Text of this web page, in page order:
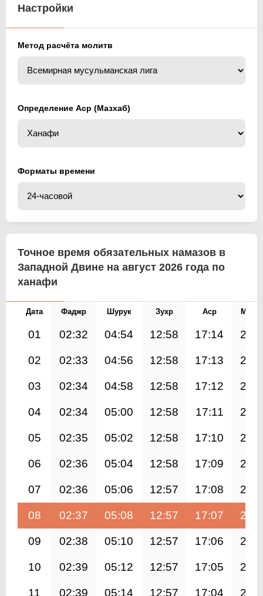
Настройки
Метод расчёта молитв
Определение Аср (Мазхаб)
Форматы времени
Точное время обязательных намазов в
Западной Двине на август 2026 года по
ханафи
Дата Фаджр Шурук Зухр Аср
01 02:32 04:54 12:58 17:14
02 02:33 04:56 12:58 17:13
03 02:34 04:58 12:58 17:12
04 02:34 05:00 12:58 17:11
05 02:35 05:02 12:58 17:10
06 02:36 05:04 12:58 17:09
07 02:36 05:06 12:57 17:08
08 02:37 05:08 12:57 17:07
09 02:38 05:10 12:57 17:06
10 02:39 05:12 12:57 17:05
11 02:39 05:14 12:57 17:04